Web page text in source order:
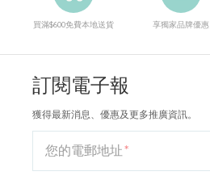
買滿$600免費本地送貨 享獨家品牌優惠
訂閱電子報
獲得最新消息、優惠及更多推廣資訊。
您的電郵地址